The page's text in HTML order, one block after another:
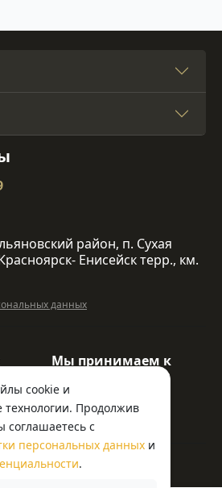
cookie и
технологии. Продолжив
соглашаетесь с
персональных данных и
.
район, п. Сухая
Енисейск терр., км.
данных
Мы принимаем к
«Гриффин»